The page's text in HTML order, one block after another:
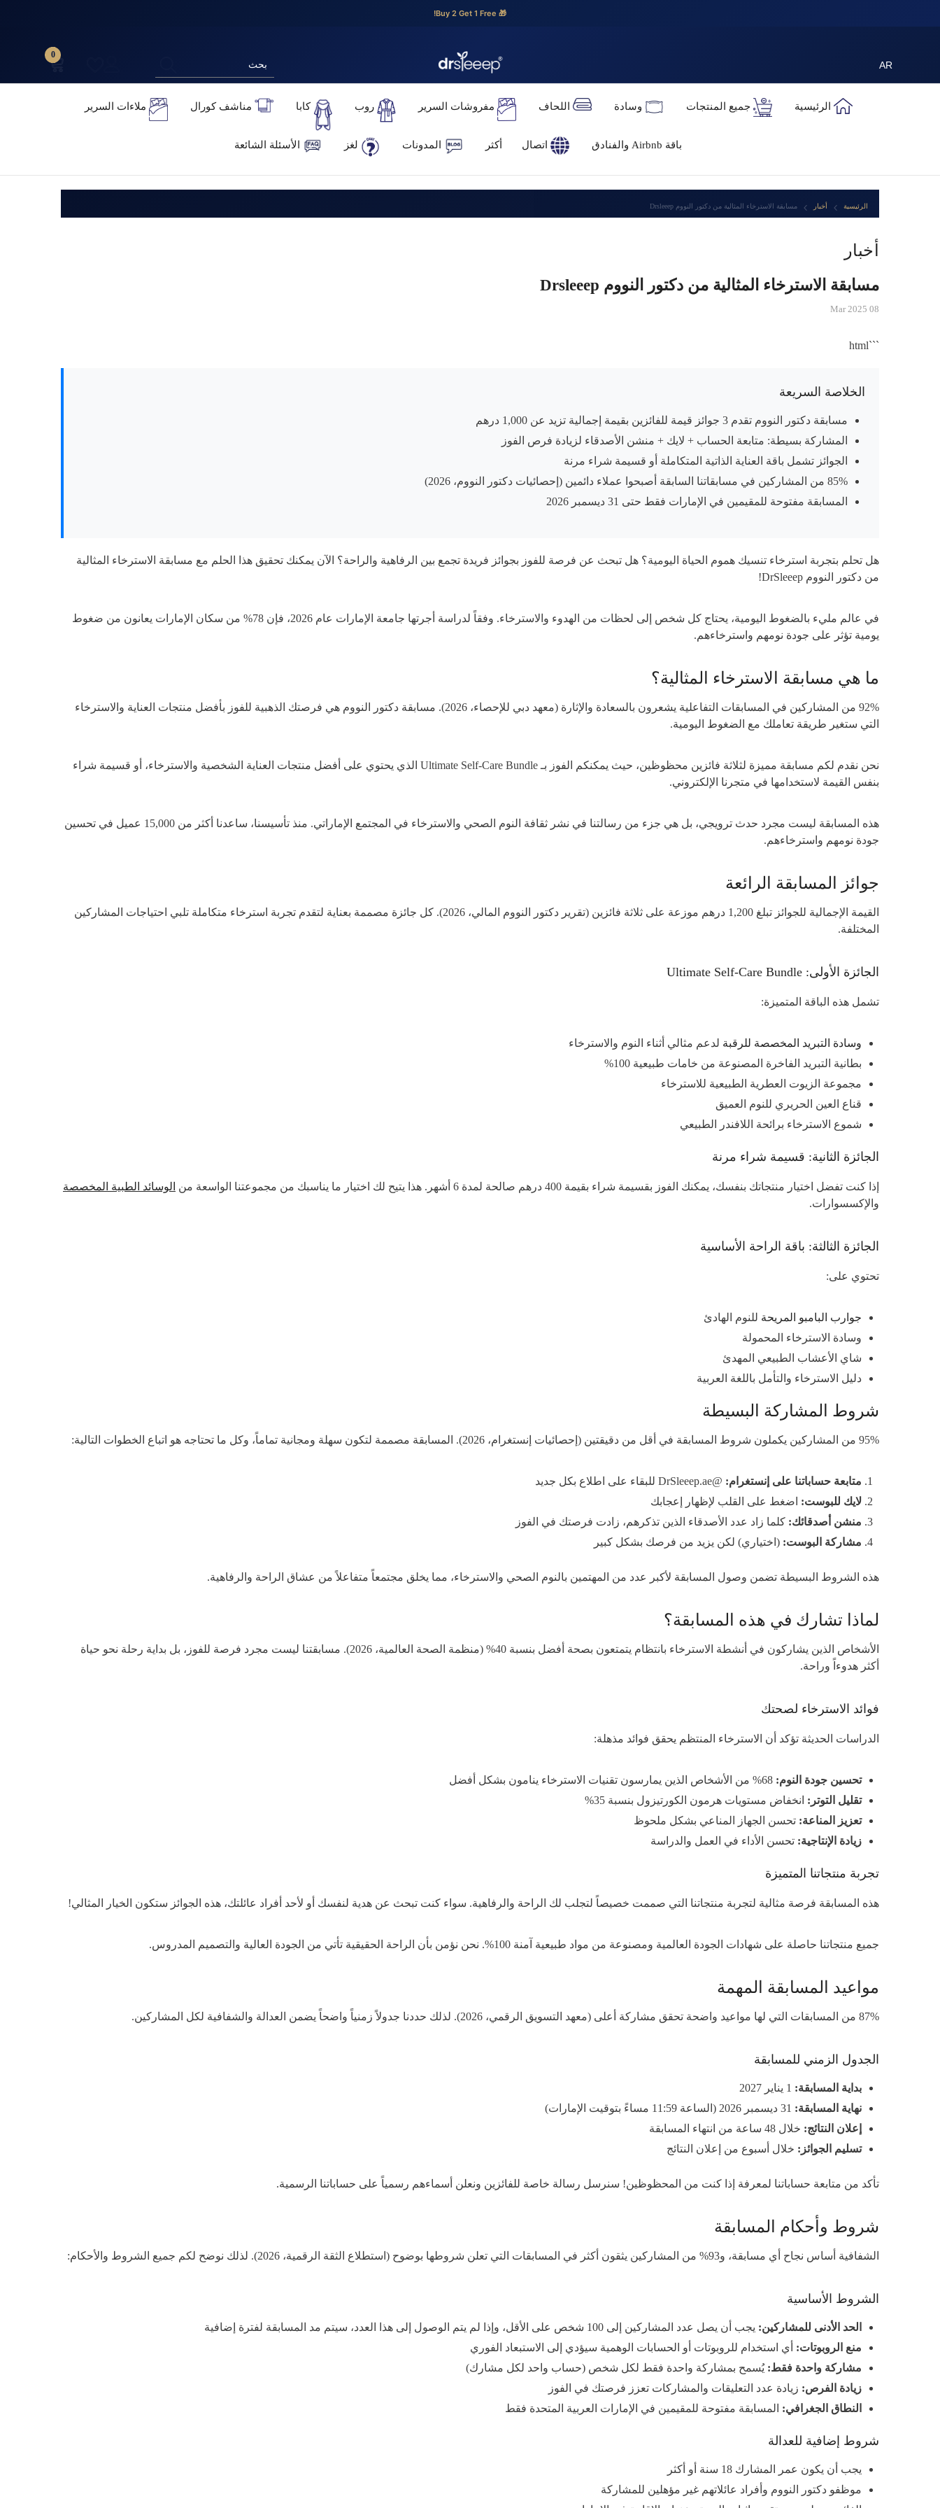
🎁 Buy 2 Get 1 Free!
AR
0
0
الرئيسية جميع المنتجات وسادة اللحاف مفروشات السرير روب كابا مناشف كورال ملاءات السرير
باقة Airbnb والفنادق اتصال أكثر المدونات لغز الأسئلة الشائعة
الرئيسية أخبار مسابقة الاسترخاء المثالية من دكتور النووم Drsleeep
أخبار
مسابقة الاسترخاء المثالية من دكتور النووم Drsleeep
08 Mar 2025
```html
الخلاصة السريعة
مسابقة دكتور النووم تقدم 3 جوائز قيمة للفائزين بقيمة إجمالية تزيد عن 1,000 درهم
المشاركة بسيطة: متابعة الحساب + لايك + منشن الأصدقاء لزيادة فرص الفوز
الجوائز تشمل باقة العناية الذاتية المتكاملة أو قسيمة شراء مرنة
85% من المشاركين في مسابقاتنا السابقة أصبحوا عملاء دائمين (إحصائيات دكتور النووم، 2026)
المسابقة مفتوحة للمقيمين في الإمارات فقط حتى 31 ديسمبر 2026
هل تحلم بتجربة استرخاء تنسيك هموم الحياة اليومية؟ هل تبحث عن فرصة للفوز بجوائز فريدة تجمع بين الرفاهية والراحة؟ الآن يمكنك تحقيق هذا الحلم مع مسابقة الاسترخاء المثالية
من دكتور النووم DrSleeep!
في عالم مليء بالضغوط اليومية، يحتاج كل شخص إلى لحظات من الهدوء والاسترخاء. وفقاً لدراسة أجرتها جامعة الإمارات عام 2026، فإن 78% من سكان الإمارات يعانون من ضغوط
يومية تؤثر على جودة نومهم واسترخاءهم.
ما هي مسابقة الاسترخاء المثالية؟
92% من المشاركين في المسابقات التفاعلية يشعرون بالسعادة والإثارة (معهد دبي للإحصاء، 2026). مسابقة دكتور النووم هي فرصتك الذهبية للفوز بأفضل منتجات العناية والاسترخاء
التي ستغير طريقة تعاملك مع الضغوط اليومية.
نحن نقدم لكم مسابقة مميزة لثلاثة فائزين محظوظين، حيث يمكنكم الفوز بـ Ultimate Self-Care Bundle الذي يحتوي على أفضل منتجات العناية الشخصية والاسترخاء، أو قسيمة شراء
بنفس القيمة لاستخدامها في متجرنا الإلكتروني.
هذه المسابقة ليست مجرد حدث ترويجي، بل هي جزء من رسالتنا في نشر ثقافة النوم الصحي والاسترخاء في المجتمع الإماراتي. منذ تأسيسنا، ساعدنا أكثر من 15,000 عميل في تحسين
جودة نومهم واسترخاءهم.
جوائز المسابقة الرائعة
القيمة الإجمالية للجوائز تبلغ 1,200 درهم موزعة على ثلاثة فائزين (تقرير دكتور النووم المالي، 2026). كل جائزة مصممة بعناية لتقدم تجربة استرخاء متكاملة تلبي احتياجات المشاركين
المختلفة.
الجائزة الأولى: Ultimate Self-Care Bundle
تشمل هذه الباقة المتميزة:
وسادة التبريد المخصصة للرقبة لدعم مثالي أثناء النوم والاسترخاء
بطانية التبريد الفاخرة المصنوعة من خامات طبيعية 100%
مجموعة الزيوت العطرية الطبيعية للاسترخاء
قناع العين الحريري للنوم العميق
شموع الاسترخاء برائحة اللافندر الطبيعي
الجائزة الثانية: قسيمة شراء مرنة
إذا كنت تفضل اختيار منتجاتك بنفسك، يمكنك الفوز بقسيمة شراء بقيمة 400 درهم صالحة لمدة 6 أشهر. هذا يتيح لك اختيار ما يناسبك من مجموعتنا الواسعة من
الوسائد الطبية المخصصة
والإكسسوارات.
الجائزة الثالثة: باقة الراحة الأساسية
تحتوي على:
جوارب البامبو المريحة للنوم الهادئ
وسادة الاسترخاء المحمولة
شاي الأعشاب الطبيعي المهدئ
دليل الاسترخاء والتأمل باللغة العربية
شروط المشاركة البسيطة
95% من المشاركين يكملون شروط المسابقة في أقل من دقيقتين (إحصائيات إنستغرام، 2026). المسابقة مصممة لتكون سهلة ومجانية تماماً، وكل ما تحتاجه هو اتباع الخطوات التالية:
متابعة حساباتنا على إنستغرام: @DrSleeep.ae للبقاء على اطلاع بكل جديد
لايك للبوست: اضغط على القلب لإظهار إعجابك
منشن أصدقائك: كلما زاد عدد الأصدقاء الذين تذكرهم، زادت فرصتك في الفوز
مشاركة البوست: (اختياري) لكن يزيد من فرصك بشكل كبير
هذه الشروط البسيطة تضمن وصول المسابقة لأكبر عدد من المهتمين بالنوم الصحي والاسترخاء، مما يخلق مجتمعاً متفاعلاً من عشاق الراحة والرفاهية.
لماذا تشارك في هذه المسابقة؟
الأشخاص الذين يشاركون في أنشطة الاسترخاء بانتظام يتمتعون بصحة أفضل بنسبة 40% (منظمة الصحة العالمية، 2026). مسابقتنا ليست مجرد فرصة للفوز، بل بداية رحلة نحو حياة
أكثر هدوءاً وراحة.
فوائد الاسترخاء لصحتك
الدراسات الحديثة تؤكد أن الاسترخاء المنتظم يحقق فوائد مذهلة:
تحسين جودة النوم:
تقليل التوتر: انخفاض مستويات هرمون الكورتيزول بنسبة 35%
تعزيز المناعة: تحسن الجهاز المناعي بشكل ملحوظ
زيادة الإنتاجية: تحسن الأداء في العمل والدراسة
تجربة منتجاتنا المتميزة
هذه المسابقة فرصة مثالية لتجربة منتجاتنا التي صممت خصيصاً لتجلب لك الراحة والرفاهية. سواء كنت تبحث عن هدية لنفسك أو لأحد أفراد عائلتك، هذه الجوائز ستكون الخيار المثالي!
جميع منتجاتنا حاصلة على شهادات الجودة العالمية ومصنوعة من مواد طبيعية آمنة 100%. نحن نؤمن بأن الراحة الحقيقية تأتي من الجودة العالية والتصميم المدروس.
مواعيد المسابقة المهمة
87% من المسابقات التي لها مواعيد واضحة تحقق مشاركة أعلى (معهد التسويق الرقمي، 2026). لذلك حددنا جدولاً زمنياً واضحاً يضمن العدالة والشفافية لكل المشاركين.
الجدول الزمني للمسابقة
بداية المسابقة:
نهاية المسابقة:
إعلان النتائج: خلال 48 ساعة من انتهاء المسابقة
تسليم الجوائز: خلال أسبوع من إعلان النتائج
تأكد من متابعة حساباتنا لمعرفة إذا كنت من المحظوظين! سنرسل رسالة خاصة للفائزين ونعلن أسماءهم رسمياً على حساباتنا الرسمية.
شروط وأحكام المسابقة
الشفافية أساس نجاح أي مسابقة، و93% من المشاركين يثقون أكثر في المسابقات التي تعلن شروطها بوضوح (استطلاع الثقة الرقمية، 2026). لذلك نوضح لكم جميع الشروط والأحكام:
الشروط الأساسية
الحد الأدنى للمشاركين: يجب أن يصل عدد المشاركين إلى 100 شخص على الأقل، وإذا لم يتم الوصول إلى هذا العدد، سيتم مد المسابقة لفترة إضافية
منع الروبوتات: أي استخدام للروبوتات أو الحسابات الوهمية سيؤدي إلى الاستبعاد الفوري
مشاركة واحدة فقط: يُسمح بمشاركة واحدة فقط لكل شخص (حساب واحد لكل مشارك)
زيادة الفرص: زيادة عدد التعليقات والمشاركات تعزز فرصتك في الفوز
النطاق الجغرافي: المسابقة مفتوحة للمقيمين في الإمارات العربية المتحدة فقط
شروط إضافية للعدالة
يجب أن يكون عمر المشارك 18 سنة أو أكثر
موظفو دكتور النووم وأفراد عائلاتهم غير مؤهلين للمشاركة